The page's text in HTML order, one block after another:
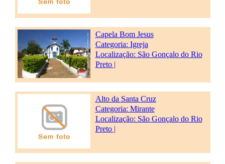
Capela Bom Jesus
Categoria: Igreja
Localização: São Gonçalo do Rio
Preto |
Alto da Santa Cruz
Categoria: Mirante
Localização: São Gonçalo do Rio
Preto |